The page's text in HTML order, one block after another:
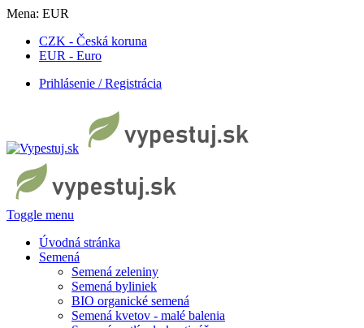
Mena: EUR
CZK - Česká koruna
EUR - Euro
Prihlásenie / Registrácia
Toggle menu
Úvodná stránka
Semená
Semená zeleniny
Semená byliniek
BIO organické semená
Semená kvetov - malé balenia